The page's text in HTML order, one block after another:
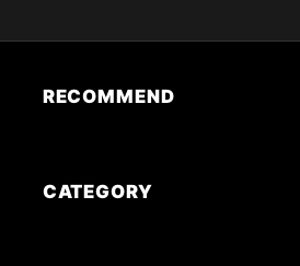
RECOMMEND
CATEGORY